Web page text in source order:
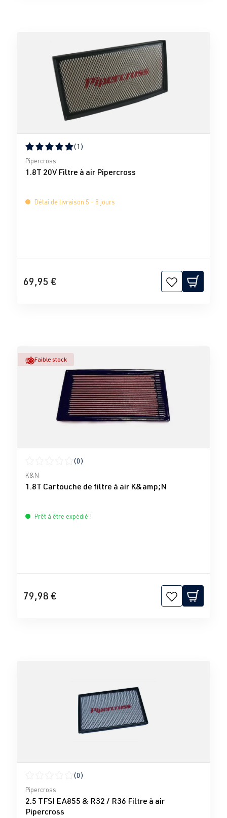
Note moyenne de 5 sur 5 étoiles
(1)
Pipercross
1.8T 20V Filtre à air Pipercross
Délai de livraison 5 - 8 jours
69,95 €
Faible stock
Note moyenne de 0 sur 5 étoiles
(0)
K&N
1.8T Cartouche de filtre à air K&amp;N
Prêt à être expédié !
79,98 €
Note moyenne de 0 sur 5 étoiles
(0)
Pipercross
2.5 TFSI EA855 & R32 / R36 Filtre à air
Pipercross